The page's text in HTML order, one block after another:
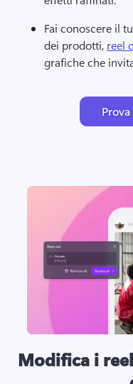
Fai conoscere il
dei prodotti, reel
grafiche che
Modifica i